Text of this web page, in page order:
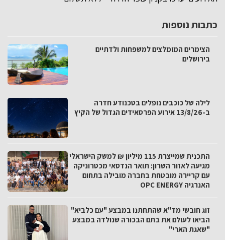
כתבות נוספות
הצימרים המומלצים למשפחות ולדתיים
בירושלים
לילה של כוכבים נופלים בטכנודע חדרה
ב-13/8/26 אירוע הפרסאידים הגדול של הקיץ
התכנית שמייצרת 115 מיליון ₪ למשק הישראלי
מגיעה לאזור השרון: תואר הנדסאי מכטרוניקה
עם קריירה מובטחת בחברה מובילה בתחום
האנרגיה OPC ENERGY
זוג חובשי מד"א שהתחתנו במבצע "עם כלביא"
הביאו לעולם את בתם הבכורה שנולדה במבצע
"שאגת הארי"